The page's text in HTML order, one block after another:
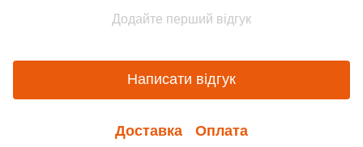
Додайте перший відгук
Написати відгук
Доставка Оплата